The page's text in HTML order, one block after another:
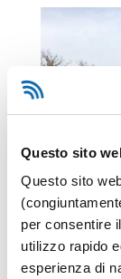
Questo sito
Questo sito
per consentire
utilizzo rapido
esperienza di